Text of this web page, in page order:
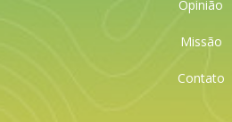
Opinião
Missão
Contato